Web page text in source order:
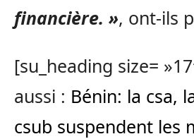
financière. », ont-ils
[su_heading size=
aussi : Bénin: la csa,
csub suspendent les